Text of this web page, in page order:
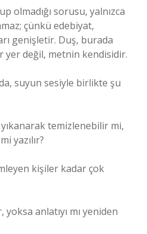
olmadığı sorusu, yalnızca
çünkü edebiyat,
genişletir. Duş, burada
yer değil, metnin kendisidir.
suyun sesiyle birlikte şu
temizlenebilir mi,
yazılır?
kişiler kadar çok
anlatıyı mı yeniden